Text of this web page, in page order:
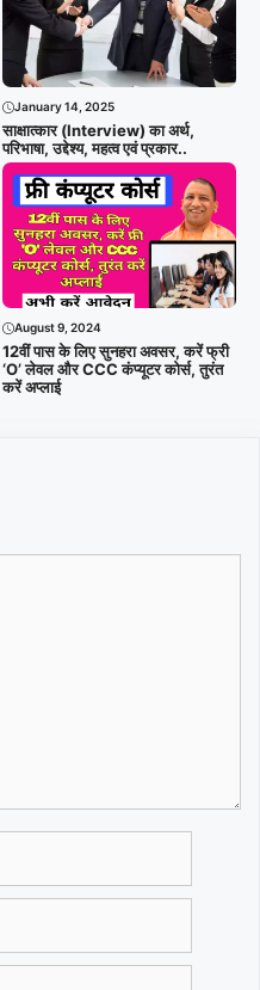
January 14, 2025
साक्षात्कार (Interview) का अर्थ,
परिभाषा, उद्देश्य, महत्व एवं प्रकार..
August 9, 2024
12वीं पास के लिए सुनहरा अवसर, करें फ्री
‘O’ लेवल और CCC कंप्यूटर कोर्स, तुरंत
करें अप्लाई